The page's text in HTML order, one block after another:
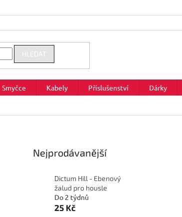
HLEDAT
Smyčce Kabely Příslušenství Dárky
Nejprodávanější
Dictum Hill - Ebenový
žalud pro housle
Do 2 týdnů
25 Kč